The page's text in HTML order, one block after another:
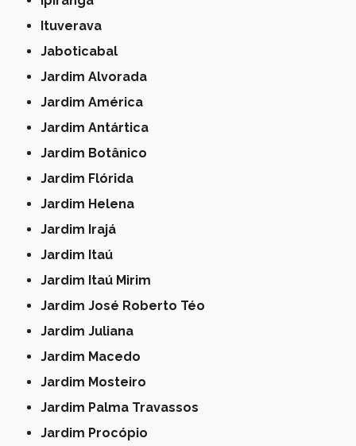
Ituverava
Jaboticabal
Jardim Alvorada
Jardim América
Jardim Antártica
Jardim Botânico
Jardim Flórida
Jardim Helena
Jardim Irajá
Jardim Itaú
Jardim Itaú Mirim
Jardim José Roberto Téo
Jardim Juliana
Jardim Macedo
Jardim Mosteiro
Jardim Palma Travassos
Jardim Procópio